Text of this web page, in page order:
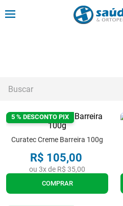
5 % DESCONTO PIX
Curatec Creme Barreira 100g
R$ 105,00
ou 3x de R$ 35,00
COMPRAR
TERMOS MAIS BUSCADOS
1º
andadores
meia compressao
cadeira rodas